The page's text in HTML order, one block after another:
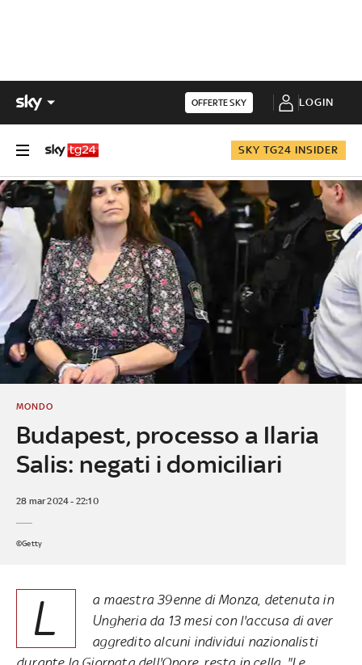
OFFERTE SKY LOGIN
SKY TG24 INSIDER
Budapest, processo a Ilaria
Salis: negati i domiciliari
MONDO
28 mar 2024 - 22:10
©Getty
L
a maestra 39enne di Monza, detenuta in
Ungheria da 13 mesi con l'accusa di aver
aggredito alcuni individui nazionalisti